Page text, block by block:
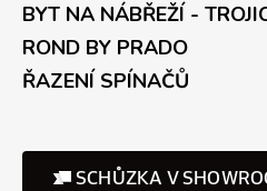
BYT NA NÁBŘEŽÍ -
ROND BY PRADO
ŘAZENÍ SPÍNAČŮ
SCHŮZKA V